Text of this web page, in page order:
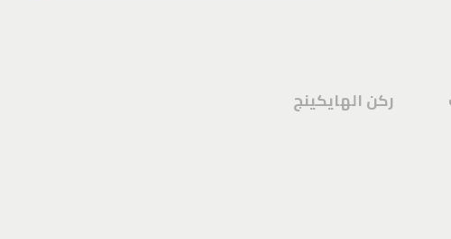
ركن الهايكينج